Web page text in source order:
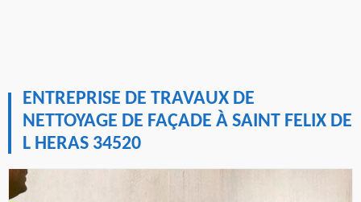
ENTREPRISE DE TRAVAUX DE
NETTOYAGE DE FAÇADE À SAINT FELIX DE
L HERAS 34520